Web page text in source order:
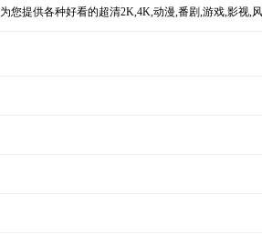
您提供各种好看的超清2K,4K,动漫,番剧,游戏,影视,